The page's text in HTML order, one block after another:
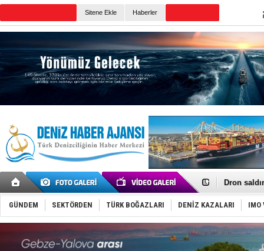
Sitene Ekle Haberler
Gemi
Dron
'REGAL 1'
Gemide 5
Yakıt
Rus
Tatil
GÜNDEM SEKTÖRDEN TÜRK BOĞAZLARI DENİZ KAZALARI IMO